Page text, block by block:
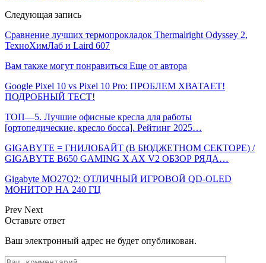
Следующая запись
Сравнение лучших термопрокладок Thermalright Odyssey 2,
ТехноХимЛаб и Laird 607
Вам также могут понравиться Еще от автора
Google Pixel 10 vs Pixel 10 Pro: ПРОБЛЕМ ХВАТАЕТ!
ПОДРОБНЫЙ ТЕСТ!
ТОП—5. Лучшие офисные кресла для работы
[ортопедические, кресло босса]. Рейтинг 2025…
GIGABYTE = ГНИЛОБАЙТ (В БЮДЖЕТНОМ СЕКТОРЕ) /
GIGABYTE B650 GAMING X AX V2 ОБЗОР РЯДА…
Gigabyte MO27Q2: ОТЛИЧНЫЙ ИГРОВОЙ QD-OLED
МОНИТОР НА 240 ГЦ
Prev Next
Оставьте ответ
Ваш электронный адрес не будет опубликован.